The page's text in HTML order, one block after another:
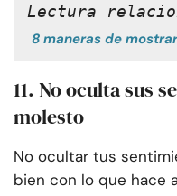
Lectura
8 maneras de
11. No oculta sus
molesto
No ocultar tus
bien con lo que hace